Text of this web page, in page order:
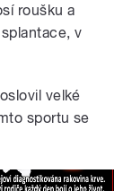
roušku a
v
velké
sportu se